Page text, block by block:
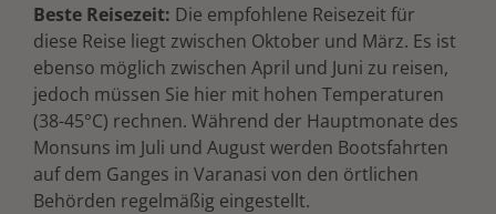
Beste Reisezeit: Die empfohlene Reisezeit für
diese Reise liegt zwischen Oktober und März. Es ist
ebenso möglich zwischen April und Juni zu reisen,
jedoch müssen Sie hier mit hohen Temperaturen
(38-45°C) rechnen. Während der Hauptmonate des
Monsuns im Juli und August werden Bootsfahrten
auf dem Ganges in Varanasi von den örtlichen
Behörden regelmäßig eingestellt.